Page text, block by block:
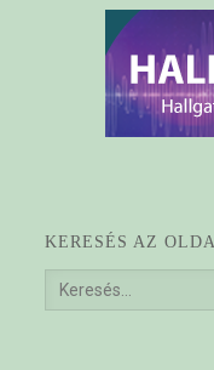
KERESÉS AZ
Keresés: